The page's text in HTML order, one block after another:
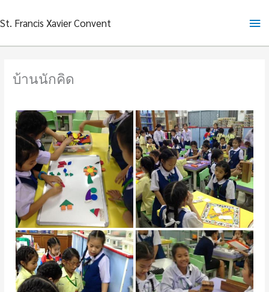
to
St. Francis Xavier Convent
บ้านนักคิด